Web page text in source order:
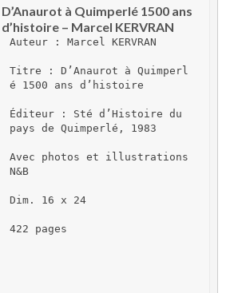
D’Anaurot à Quimperlé 1500 ans
d’histoire – Marcel KERVRAN
Auteur : Marcel KERVRAN
Titre : D’Anaurot à Quimperl
é 1500 ans d’histoire
Éditeur : Sté d’Histoire du
pays de Quimperlé, 1983
Avec photos et illustrations
N&B
Dim. 16 x 24
422 pages